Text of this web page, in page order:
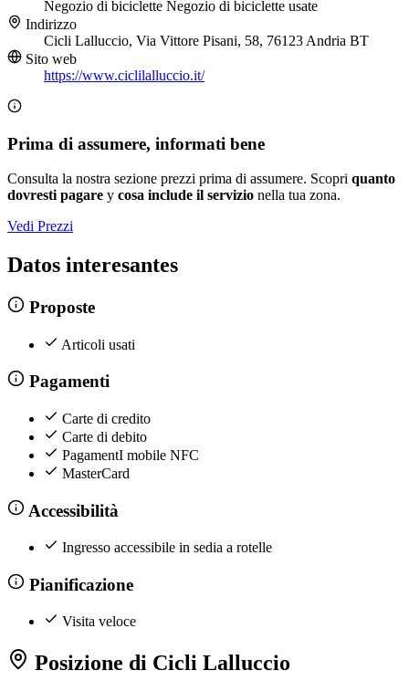
Negozio di biciclette Negozio di biciclette usate
Indirizzo
Cicli Lalluccio, Via Vittore Pisani, 58, 76123 Andria BT
Sito web
https://www.ciclilalluccio.it/
Prima di assumere, informati bene
Consulta la nostra sezione prezzi prima di assumere. Scopri quanto
dovresti pagare y cosa include il servizio nella tua zona.
Vedi Prezzi
Datos interesantes
Proposte
Articoli usati
Pagamenti
Carte di credito
Carte di debito
PagamentI mobile NFC
MasterCard
Accessibilità
Ingresso accessibile in sedia a rotelle
Pianificazione
Visita veloce
Posizione di Cicli Lalluccio